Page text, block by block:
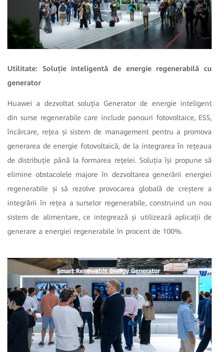
Utilitate: Soluție inteligentă de energie regenerabilă cu
generator
Huawei a dezvoltat soluția Generator de energie inteligent
din surse regenerabile care include panouri fotovoltaice, ESS,
încărcare, rețea și sistem de management pentru a promova
generarea de energie fotovoltaică, de la integrarea în rețeaua
de distribuție până la formarea rețelei. Soluția își propune să
elimine obstacolele majore în dezvoltarea generării energiei
regenerabile și să rezolve provocarea globală de creștere a
integrării în rețea a surselor regenerabile, construind un nou
sistem de alimentare, ce integrează și utilizează aplicații de
generare a energiei regenerabile în procent de 100%.